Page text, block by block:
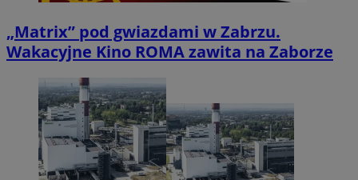
„Matrix” pod gwiazdami w Zabrzu.
Wakacyjne Kino ROMA zawita na Zaborze